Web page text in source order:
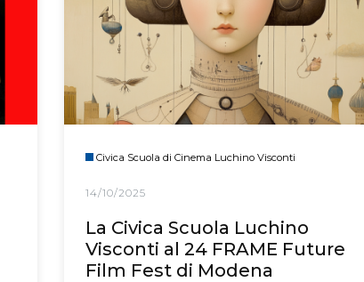
Civica Scuola di Cinema Luchino Visconti
14/10/2025
La Civica Scuola Luchino
Visconti al 24 FRAME Future
Film Fest di Modena